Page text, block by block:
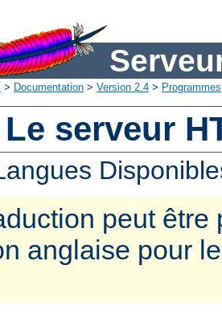
> Documentation > Version 2.4 > Programmes
serveur
peut être
anglaise pour